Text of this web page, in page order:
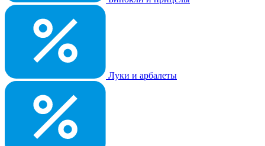
Луки и арбалеты